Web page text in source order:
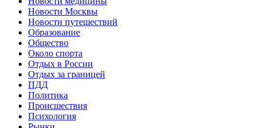
Новости Москвы
Новости путешествий
Образование
Общество
Около спорта
Отдых в России
Отдых за границей
ПДД
Политика
Происшествия
Психология